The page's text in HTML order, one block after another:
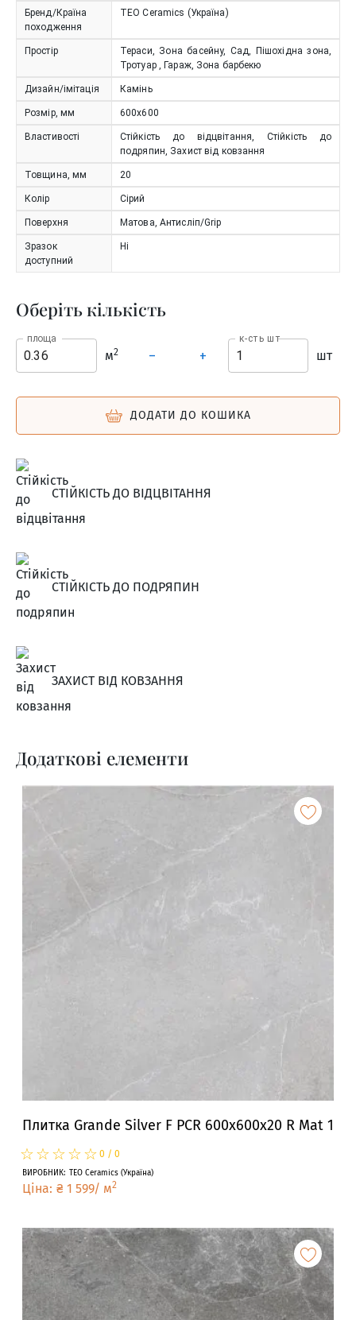
Бренд/Країна
походження
TEO Ceramics (Україна)
Простір
Тераси, Зона басейну, Сад, Пішохідна зона,
Тротуар , Гараж, Зона барбекю
Дизайн/імітація Камінь
Розмір, мм 600х600
Властивості
Стійкість до відцвітання, Стійкість до
подряпин, Захист від ковзання
Товщина, мм 20
Колір Сірий
Поверхня Матова, Антисліп/Grip
Зразок
доступний
Ні
Оберіть кількість
площа
м2 – +
к-сть шт
шт
ДОДАТИ ДО КОШИКА
СТІЙКІСТЬ ДО ВІДЦВІТАННЯ
СТІЙКІСТЬ ДО ПОДРЯПИН
ЗАХИСТ ВІД КОВЗАННЯ
Додаткові елементи
Плитка Grande Silver F PCR 600x600x20 R Mat 1
☆
★☆
★☆
★☆
★☆
★ 0 / 0
ВИРОБНИК: TEO Ceramics (Україна)
Ціна: ₴ 1 599/ м2